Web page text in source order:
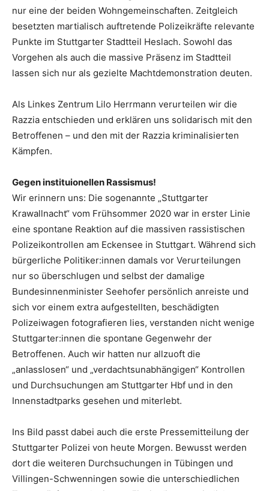
nur eine der beiden Wohngemeinschaften. Zeitgleich
besetzten martialisch auftretende Polizeikräfte relevante
Punkte im Stuttgarter Stadtteil Heslach. Sowohl das
Vorgehen als auch die massive Präsenz im Stadtteil
lassen sich nur als gezielte Machtdemonstration deuten.
Als Linkes Zentrum Lilo Herrmann verurteilen wir die
Razzia entschieden und erklären uns solidarisch mit den
Betroffenen – und den mit der Razzia kriminalisierten
Kämpfen.
Gegen instituionellen Rassismus!
Wir erinnern uns: Die sogenannte „Stuttgarter
Krawallnacht“ vom Frühsommer 2020 war in erster Linie
eine spontane Reaktion auf die massiven rassistischen
Polizeikontrollen am Eckensee in Stuttgart. Während sich
bürgerliche Politiker:innen damals vor Verurteilungen
nur so überschlugen und selbst der damalige
Bundesinnenminister Seehofer persönlich anreiste und
sich vor einem extra aufgestellten, beschädigten
Polizeiwagen fotografieren lies, verstanden nicht wenige
Stuttgarter:innen die spontane Gegenwehr der
Betroffenen. Auch wir hatten nur allzuoft die
„anlasslosen“ und „verdachtsunabhängigen“ Kontrollen
und Durchsuchungen am Stuttgarter Hbf und in den
Innenstadtparks gesehen und miterlebt.
Ins Bild passt dabei auch die erste Pressemitteilung der
Stuttgarter Polizei von heute Morgen. Bewusst werden
dort die weiteren Durchsuchungen in Tübingen und
Villingen-Schwenningen sowie die unterschiedlichen